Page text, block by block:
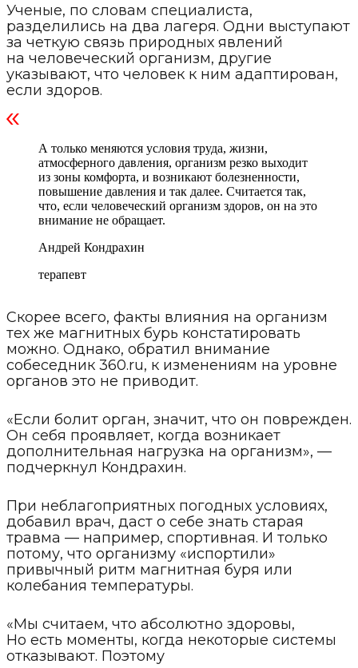
Ученые, по словам специалиста,
разделились на два лагеря. Одни выступают
за четкую связь природных явлений
на человеческий организм, другие
указывают, что человек к ним адаптирован,
если здоров.
А только меняются условия труда, жизни,
атмосферного давления, организм резко выходит
из зоны комфорта, и возникают болезненности,
повышение давления и так далее. Считается так,
что, если человеческий организм здоров, он на это
внимание не обращает.
Андрей Кондрахин
терапевт
Скорее всего, факты влияния на организм
тех же магнитных бурь констатировать
можно. Однако, обратил внимание
собеседник 360.ru, к изменениям на уровне
органов это не приводит.
«Если болит орган, значит, что он поврежден.
Он себя проявляет, когда возникает
дополнительная нагрузка на организм», —
подчеркнул Кондрахин.
При неблагоприятных погодных условиях,
добавил врач, даст о себе знать старая
травма — например, спортивная. И только
потому, что организму «испортили»
привычный ритм магнитная буря или
колебания температуры.
«Мы считаем, что абсолютно здоровы,
Но есть моменты, когда некоторые системы
отказывают. Поэтому